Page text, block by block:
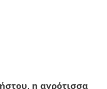
η αγρότισσα